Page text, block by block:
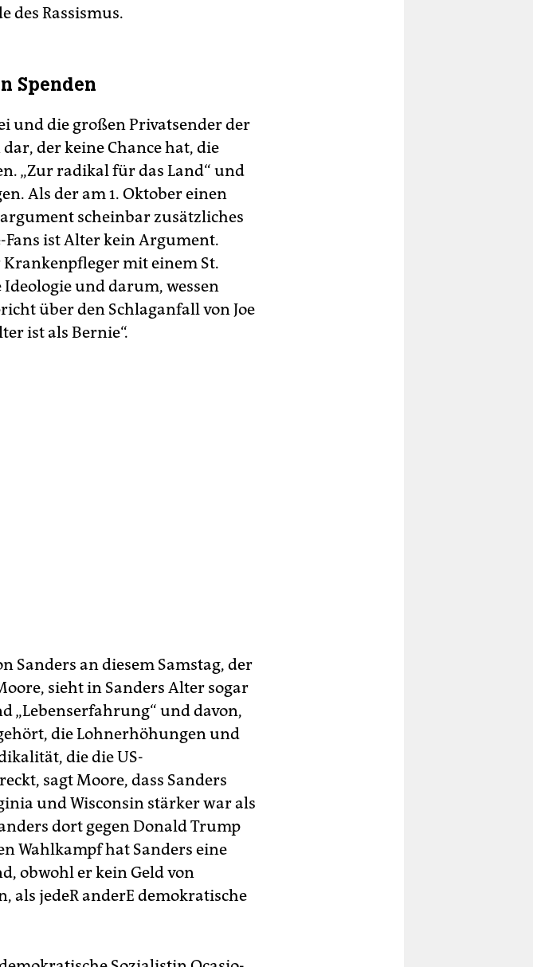
des Rassismus.
Spenden
und die großen Privatsender der
der keine Chance hat, die
„Zur radikal für das Land“ und
Als der am 1. Oktober einen
scheinbar zusätzliches
ist Alter kein Argument.
Krankenpfleger mit einem St.
und darum, wessen
über den Schlaganfall von Joe
ist als Bernie“.
Sanders an diesem Samstag, der
sieht in Sanders Alter sogar
„Lebenserfahrung“ und davon,
die Lohnerhöhungen und
die die US-
sagt Moore, dass Sanders
und Wisconsin stärker war als
dort gegen Donald Trump
Wahlkampf hat Sanders eine
obwohl er kein Geld von
als jedeR anderE demokratische